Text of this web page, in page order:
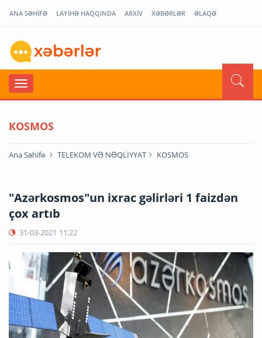
ANA SƏHİFƏ LAYİHƏ HAQQINDA ARXİV XƏBƏRLƏR ƏLAQƏ
KOSMOS
Ana Səhifə TELEKOM VƏ NƏQLİYYAT KOSMOS
"Azərkosmos"un ixrac gəlirləri 1 faizdən
çox artıb
31-03-2021 11:22